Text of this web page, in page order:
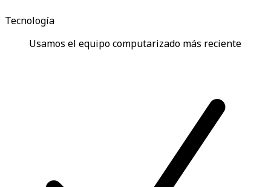
Tecnología
Usamos el equipo computarizado más reciente